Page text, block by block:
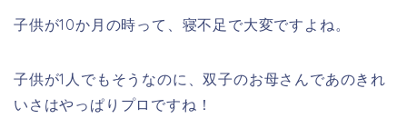
子供が10か月の時って、寝不足で大変ですよね。
子供が1人でもそうなのに、双子のお母さんであのきれ
いさはやっぱりプロですね！